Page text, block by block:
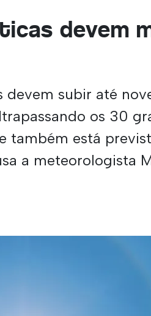
devem
devem subir até
os 30
também está
a meteorologista